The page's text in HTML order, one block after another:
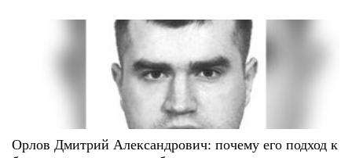
Орлов Дмитрий Александрович: почему его подход к